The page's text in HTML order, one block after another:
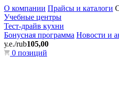
О компании Прайсы и каталоги
Учебные центры
Тест-драйв кухни
Бонусная программа Новости и
у.е./rub105,00
0 позиций